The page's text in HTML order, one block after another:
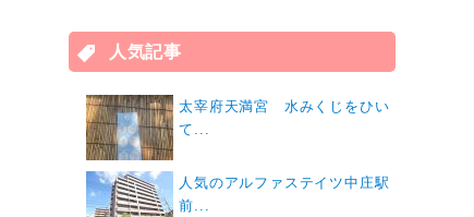
人気記事
太宰府天満宮 水みくじをひい
て...
人気のアルファステイツ中庄駅
前...